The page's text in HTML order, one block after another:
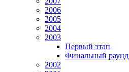
2006
2005
2004
2003
Первый этап
Финальный раунд
2002